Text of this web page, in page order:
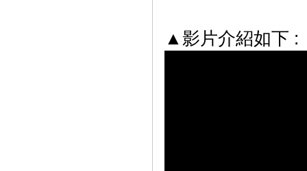
▲影片介紹如下 :